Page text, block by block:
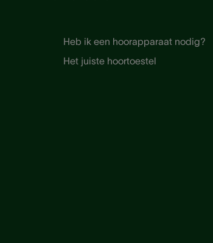
Heb ik een hoorapparaat nodig?
Het juiste hoortoestel